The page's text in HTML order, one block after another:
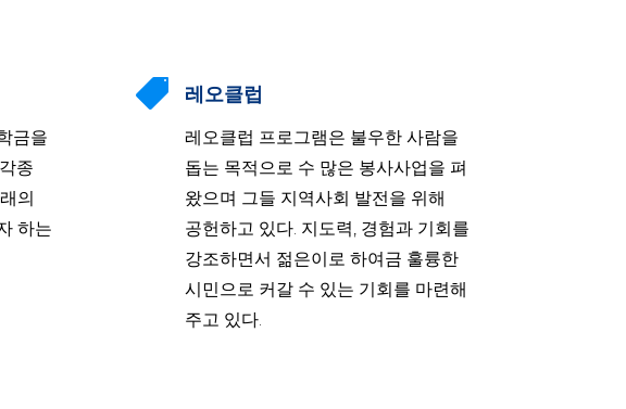
금을
종
의
하는
 레오클럽
레오클럽 프로그램은 불우한 사람을
돕는 목적으로 수 많은 봉사사업을 펴
왔으며 그들 지역사회 발전을 위해
공헌하고 있다. 지도력, 경험과 기회를
강조하면서 젊은이로 하여금 훌륭한
시민으로 커갈 수 있는 기회를 마련해
주고 있다.